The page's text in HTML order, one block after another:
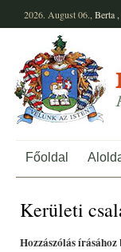
2026. August 06., Berta ,
Főoldal
Kerületi
Hozzászólás